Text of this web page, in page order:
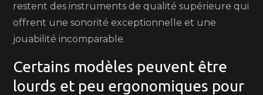
restent des instruments de qualité supérieure qui
offrent une sonorité exceptionnelle et une
jouabilité incomparable.
Certains modèles peuvent être
lourds et peu ergonomiques pour